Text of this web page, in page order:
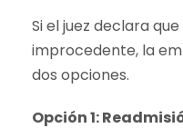
Si el juez declara
improcedente, la
dos opciones.
Opción 1: